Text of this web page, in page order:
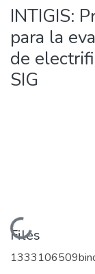
All of Docu-
Statistics
About Docu-menta
INTIGIS:
para la
de
SIG
Loading...
Files